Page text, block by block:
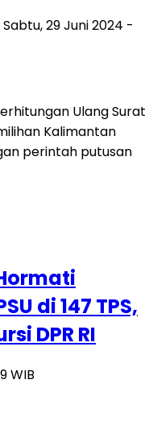
Sabtu, 29 Juni 2024 -
Ulang Surat
Kalimantan
perintah putusan
di 147 TPS,
DPR RI
WIB